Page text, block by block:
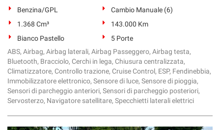
Benzina/GPL
Cambio Manuale (6)
1.368 Cm³
143.000 Km
Bianco Pastello
5 Porte
ABS, Airbag, Airbag laterali, Airbag Passeggero, Airbag testa,
Bluetooth, Bracciolo, Cerchi in lega, Chiusura centralizzata,
Climatizzatore, Controllo trazione, Cruise Control, ESP, Fendinebbia,
Immobilizzatore elettronico, Sensore di luce, Sensore di pioggia,
Sensori di parcheggio anteriori, Sensori di parcheggio posteriori,
Servosterzo, Navigatore satellitare, Specchietti laterali elettrici